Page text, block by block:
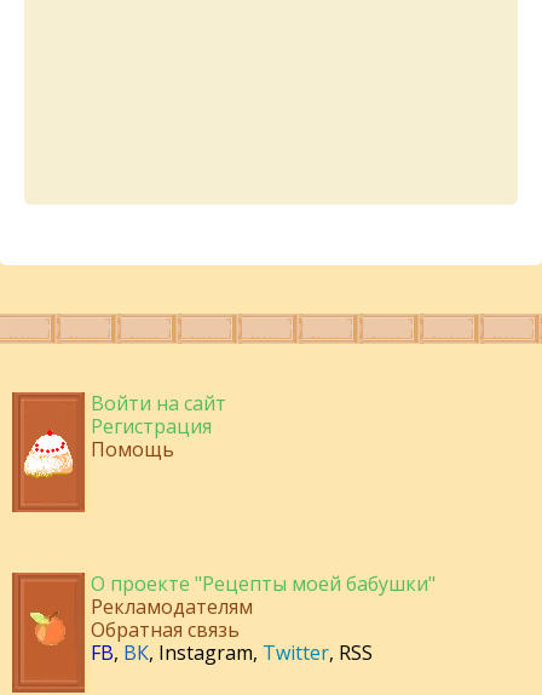
Войти на сайт
Регистрация
Помощь
О проекте "Рецепты моей бабушки"
Рекламодателям
Обратная связь
FB, ВК, Instagram, Twitter, RSS